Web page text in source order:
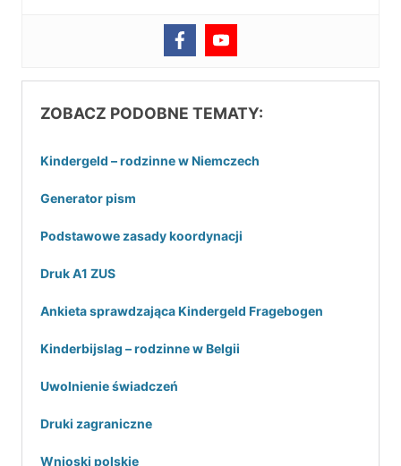
ZOBACZ PODOBNE TEMATY:
Kindergeld – rodzinne w Niemczech
Generator pism
Podstawowe zasady koordynacji
Druk A1 ZUS
Ankieta sprawdzająca Kindergeld Fragebogen
Kinderbijslag – rodzinne w Belgii
Uwolnienie świadczeń
Druki zagraniczne
Wnioski polskie